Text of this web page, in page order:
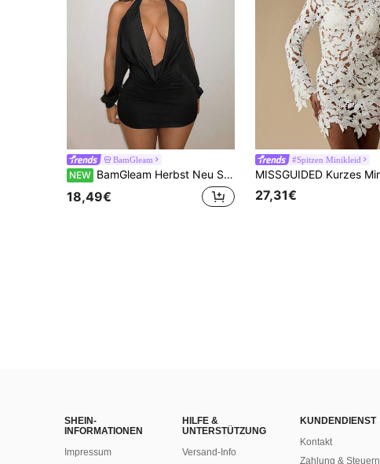
BamGleam
NEW BamGleam Herbst Neu Sexy Drapierter Ausschnitt Tiefer V-Ausschnitt Wasserfallkragen Kleid für Frauen, Sexy Rückenfrei Blütenärmel Figurbetonendes Bodycon Minikleid für Party, Nachtclub, Date
18,49€
#Spitzen Minikleid
27,31€
SHEIN-
INFORMATIONEN
Impressum
HILFE &
UNTERSTÜTZUNG
Versand-Info
KUNDENDIENST
Kontakt
Zahlung & Steuern